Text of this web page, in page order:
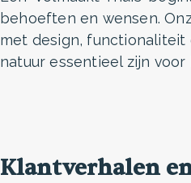
behoeften en wensen.
met design, functionaliteit
natuur essentieel zijn
Klantverhalen